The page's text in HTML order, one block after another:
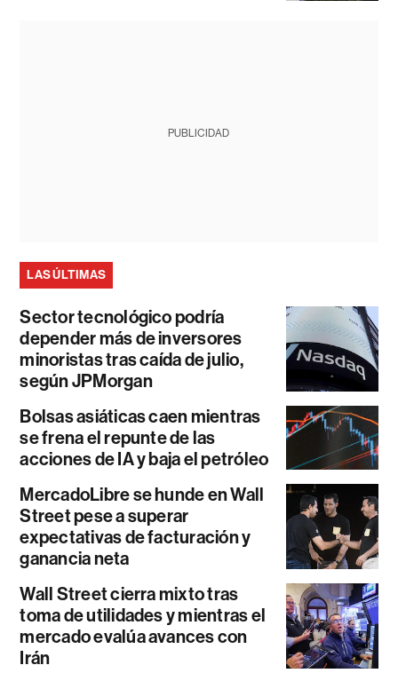
PUBLICIDAD
LAS ÚLTIMAS
Sector tecnológico podría
depender más de inversores
minoristas tras caída de julio,
según JPMorgan
Bolsas asiáticas caen mientras
se frena el repunte de las
acciones de IA y baja el petróleo
MercadoLibre se hunde en Wall
Street pese a superar
expectativas de facturación y
ganancia neta
Wall Street cierra mixto tras
toma de utilidades y mientras el
mercado evalúa avances con
Irán